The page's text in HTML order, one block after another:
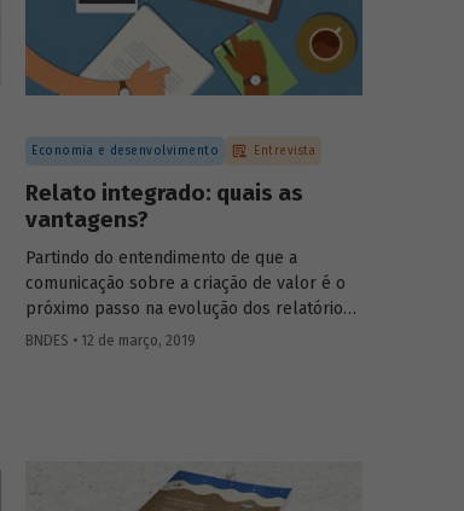
Economia e desenvolvimento Entrevista
Relato integrado: quais as
vantagens?
Partindo do entendimento de que a
comunicação sobre a criação de valor é o
próximo passo na evolução dos relatórios
corporativos, o IIRC lançou seu
BNDES • 12 de março, 2019